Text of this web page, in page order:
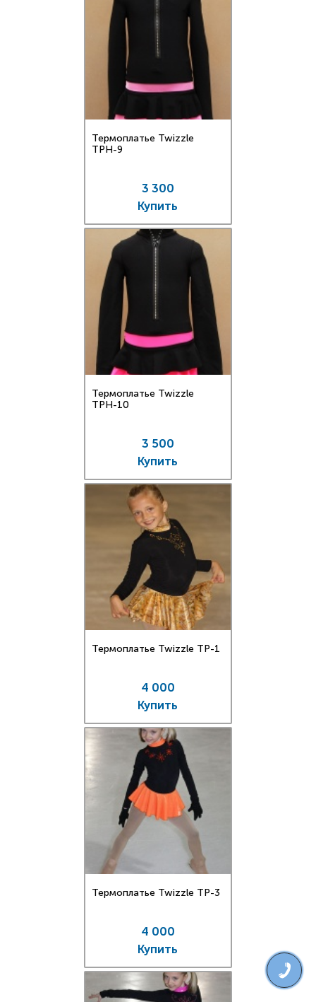
Термоплатье Twizzle
TPН-9
3 300
Купить
Термоплатье Twizzle
TPН-10
3 500
Купить
Термоплатье Twizzle TP-1
4 000
Купить
Термоплатье Twizzle TP-3
4 000
Купить